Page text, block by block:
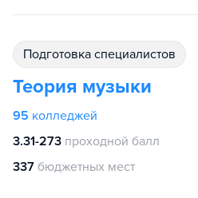
подготовка специалистов
Теория музыки
95 колледжей
3.31-273 проходной балл
337 бюджетных мест